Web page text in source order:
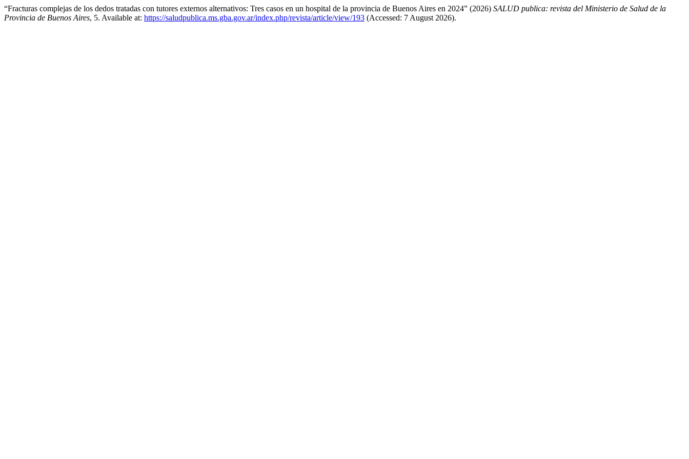
“Fracturas complejas de los dedos tratadas con tutores externos alternativos: Tres casos en un hospital de la provincia de Buenos Aires en 2024” (2026) SALUD publica: revista del Ministerio de Salud de la
Provincia de Buenos Aires, 5. Available at: https://saludpublica.ms.gba.gov.ar/index.php/revista/article/view/193 (Accessed: 7 August 2026).